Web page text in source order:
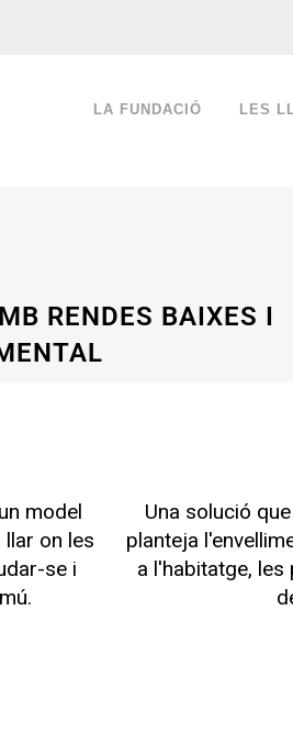
LA FUNDACIÓ LES
RENDES BAIXES I
model
llar on les
se i
Una solució
planteja
a l'habitatge,